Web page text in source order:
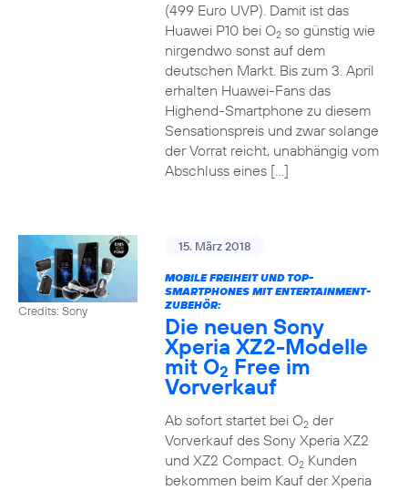
(499 Euro UVP). Damit ist das
Huawei P10 bei O2so günstig wie
nirgendwo sonst auf dem
deutschen Markt. Bis zum 3. April
erhalten Huawei-Fans das
Highend-Smartphone zu diesem
Sensationspreis und zwar solange
der Vorrat reicht, unabhängig vom
Abschluss eines […]
Credits: Sony
15. März 2018
MOBILE FREIHEIT UND TOP-
SMARTPHONES MIT ENTERTAINMENT-
ZUBEHÖR:
Die neuen Sony
Xperia XZ2-Modelle
mit O2 Free im
Vorverkauf
Ab sofort startet bei O2der
Vorverkauf des Sony Xperia XZ2
und XZ2 Compact. O2Kunden
bekommen beim Kauf der Xperia